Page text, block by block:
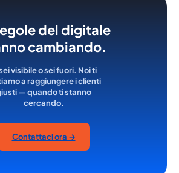
del digitale
cambiando.
visibile o sei fuori. Noi ti
a raggiungere i clienti
— quando ti stanno
cercando.
Contattaci ora →